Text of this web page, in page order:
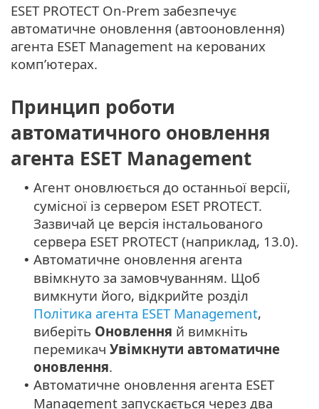
ESET PROTECT On-Prem забезпечує
автоматичне оновлення (автооновлення)
агента ESET Management на керованих
комп’ютерах.
Принцип роботи
автоматичного оновлення
агента ESET Management
• Агент оновлюється до останньої версії,
сумісної із сервером ESET PROTECT.
Зазвичай це версія інстальованого
сервера ESET PROTECT (наприклад, 13.0).
• Автоматичне оновлення агента
ввімкнуто за замовчуванням. Щоб
вимкнути його, відкрийте розділ
Політика агента ESET Management,
виберіть Оновлення й вимкніть
перемикач Увімкнути автоматичне
оновлення.
• Автоматичне оновлення агента ESET
Management запускається через два